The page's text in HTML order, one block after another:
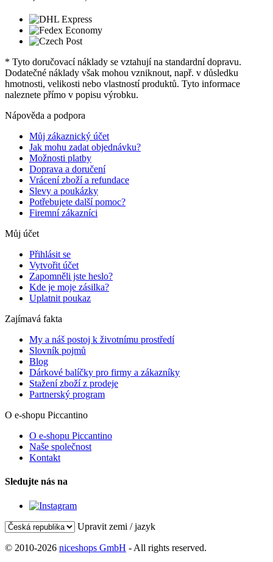
* Tyto doručovací náklady se vztahují na standardní dopravu.
Dodatečné náklady však mohou vzniknout, např. v důsledku
hmotnosti, velikosti nebo vlastností produktů. Tyto informace
naleznete přímo v popisu výrobku.
Nápověda a podpora
Můj zákaznický účet
Jak mohu zadat objednávku?
Možnosti platby
Doprava a doručení
Vrácení zboží a refundace
Slevy a poukázky
Potřebujete další pomoc?
Firemní zákazníci
Můj účet
Přihlásit se
Vytvořit účet
Zapomněli jste heslo?
Kde je moje zásilka?
Uplatnit poukaz
Zajímavá fakta
My a náš postoj k životnímu prostředí
Slovník pojmů
Blog
Dárkové balíčky pro firmy a zákazníky
Stažení zboží z prodeje
Partnerský program
O e-shopu Piccantino
O e-shopu Piccantino
Naše společnost
Kontakt
Sledujte nás na
Upravit zemi / jazyk
© 2010-2026 niceshops GmbH - All rights reserved.